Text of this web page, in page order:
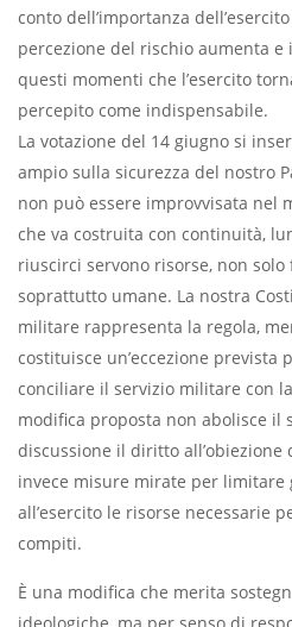
conto dell’importanza
percezione del rischio aumenta e
questi momenti che l’esercito
percepito come indispensabile.
La votazione del 14 giugno si
ampio sulla sicurezza del nostro
non può essere improvvisata nel
che va costruita con continuità,
riuscirci servono risorse, non
soprattutto umane. La nostra
militare rappresenta la regola,
costituisce un’eccezione prevista
conciliare il servizio militare con
modifica proposta non abolisce il
discussione il diritto all’obiezione
invece misure mirate per limitare
all’esercito le risorse necessarie
compiti.
È una modifica che merita